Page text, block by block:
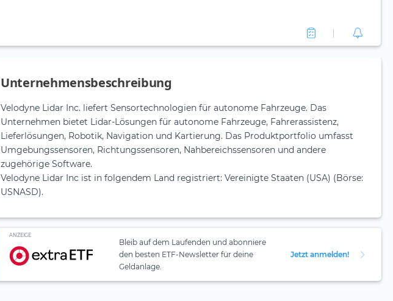
Unternehmensbeschreibung
Velodyne Lidar Inc. liefert Sensortechnologien für autonome Fahrzeuge. Das
Unternehmen bietet Lidar-Lösungen für autonome Fahrzeuge, Fahrerassistenz,
Lieferlösungen, Robotik, Navigation und Kartierung. Das Produktportfolio umfasst
Umgebungssensoren, Richtungssensoren, Nahbereichssensoren und andere
zugehörige Software.
Velodyne Lidar Inc ist in folgendem Land registriert: Vereinigte Staaten (USA) (Börse:
USNASD).
ANZEIGE
Bleib auf dem Laufenden und abonniere
den besten ETF-Newsletter für deine
Geldanlage.
Jetzt anmelden!